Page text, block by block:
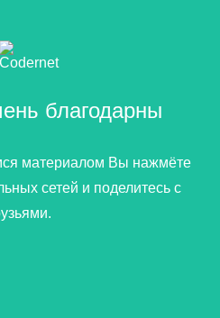
благодарны
материалом Вы нажмёте
сетей и поделитесь с